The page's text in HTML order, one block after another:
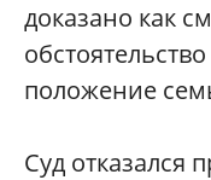
доказано как
положение
Суд отказался